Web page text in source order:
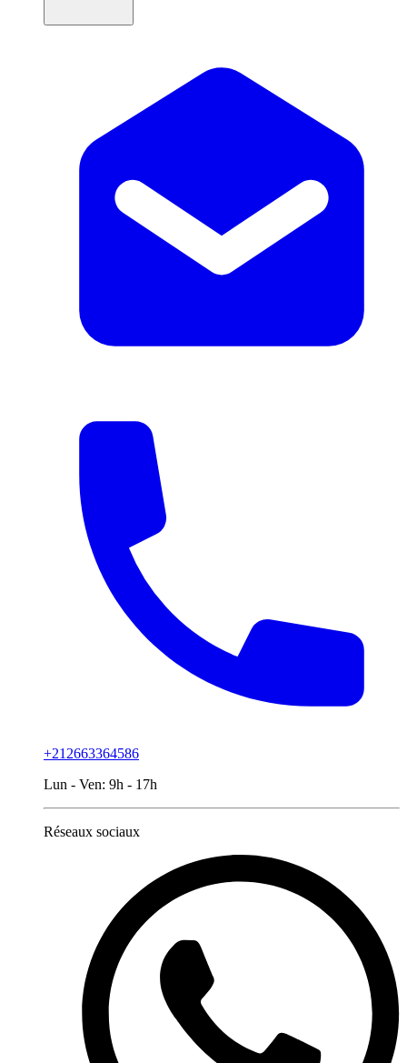
+212663364586
Lun - Ven: 9h - 17h
Réseaux sociaux